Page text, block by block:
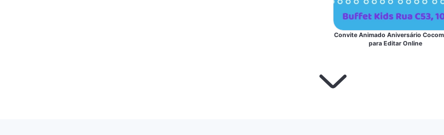
Convite Animado Aniversário
para Editar Online